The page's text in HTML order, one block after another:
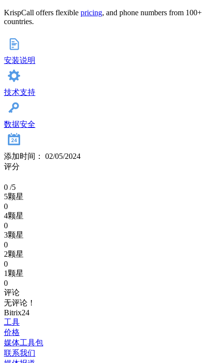
KrispCall offers flexible pricing, and phone numbers from 100+
countries.
安装说明
技术支持
数据安全
添加时间： 02/05/2024
评分
0 /5
5颗星
0
4颗星
0
3颗星
0
2颗星
0
1颗星
0
评论
无评论！
Bitrix24
工具
价格
媒体工具包
联系我们